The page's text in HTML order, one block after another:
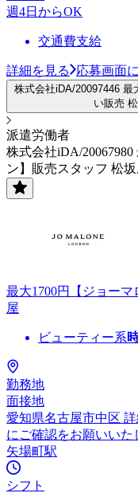
週4日からOK
交通費支給
詳細を見る 応募画面
株式会社iDA/20097446
い販売
派遣労働者
株式会社iDA/
ン】販売スタッフ 松
最大1700円【ジョー
屋
ビューティー系
勤務地
面接地
愛知県名古屋市中区
にご確認をお願いいた
矢場町駅
シフト